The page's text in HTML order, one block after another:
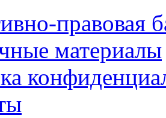
правовая
материалы